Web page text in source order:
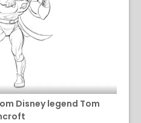
Disney legend Tom